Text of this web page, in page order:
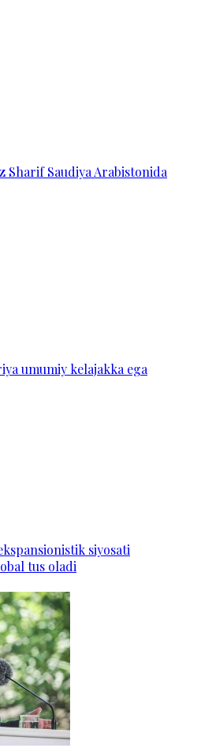
Sharif Saudiya Arabistonida
umumiy kelajakka ega
siyosati
tus oladi